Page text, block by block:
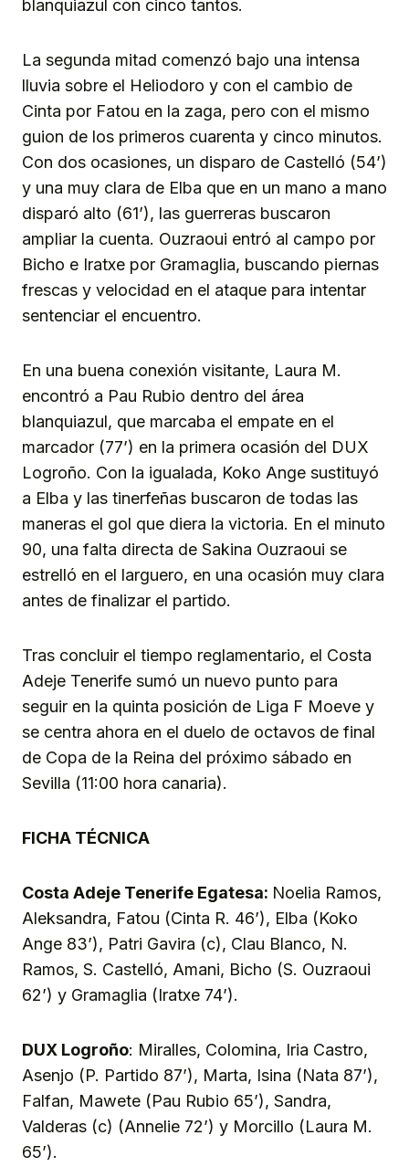
blanquiazul con cinco tantos.
La segunda mitad comenzó bajo una intensa
lluvia sobre el Heliodoro y con el cambio de
Cinta por Fatou en la zaga, pero con el mismo
guion de los primeros cuarenta y cinco minutos.
Con dos ocasiones, un disparo de Castelló (54’)
y una muy clara de Elba que en un mano a mano
disparó alto (61’), las guerreras buscaron
ampliar la cuenta. Ouzraoui entró al campo por
Bicho e Iratxe por Gramaglia, buscando piernas
frescas y velocidad en el ataque para intentar
sentenciar el encuentro.
En una buena conexión visitante, Laura M.
encontró a Pau Rubio dentro del área
blanquiazul, que marcaba el empate en el
marcador (77’) en la primera ocasión del DUX
Logroño. Con la igualada, Koko Ange sustituyó
a Elba y las tinerfeñas buscaron de todas las
maneras el gol que diera la victoria. En el minuto
90, una falta directa de Sakina Ouzraoui se
estrelló en el larguero, en una ocasión muy clara
antes de finalizar el partido.
Tras concluir el tiempo reglamentario, el Costa
Adeje Tenerife sumó un nuevo punto para
seguir en la quinta posición de Liga F Moeve y
se centra ahora en el duelo de octavos de final
de Copa de la Reina del próximo sábado en
Sevilla (11:00 hora canaria).
FICHA TÉCNICA
Costa Adeje Tenerife Egatesa: Noelia Ramos,
Aleksandra, Fatou (Cinta R. 46’), Elba (Koko
Ange 83’), Patri Gavira (c), Clau Blanco, N.
Ramos, S. Castelló, Amani, Bicho (S. Ouzraoui
62’) y Gramaglia (Iratxe 74’).
DUX Logroño: Miralles, Colomina, Iria Castro,
Asenjo (P. Partido 87’), Marta, Isina (Nata 87’),
Falfan, Mawete (Pau Rubio 65’), Sandra,
Valderas (c) (Annelie 72’) y Morcillo (Laura M.
65’).